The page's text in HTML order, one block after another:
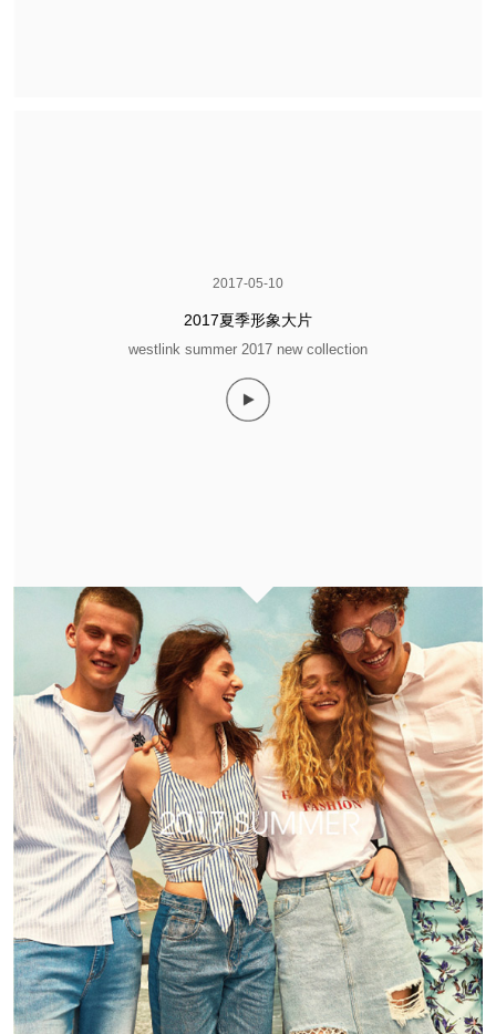
2017-05-10
2017夏季形象大片
westlink summer 2017 new collection